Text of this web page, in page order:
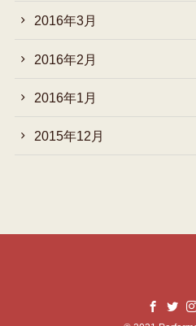
2016年3月
2016年2月
2016年1月
2015年12月